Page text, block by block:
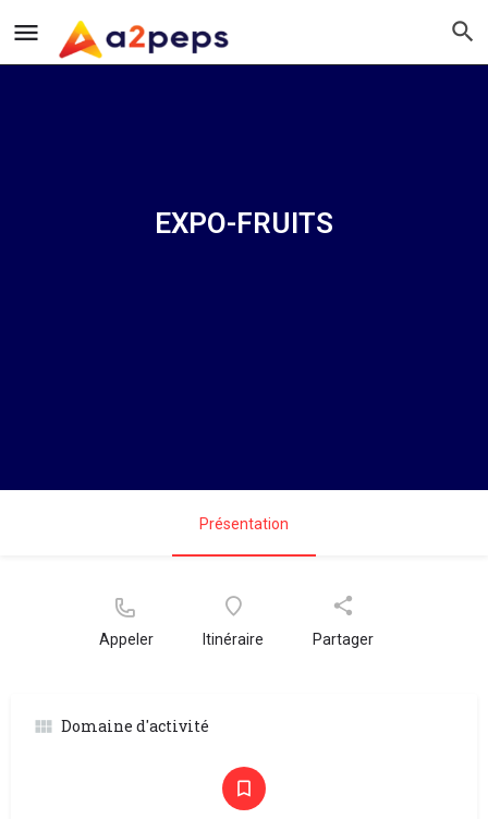
EXPO-FRUITS
Présentation
Appeler Itinéraire Partager
Domaine d'activité